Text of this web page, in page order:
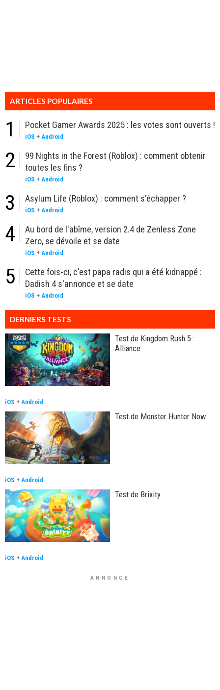
ARTICLES POPULAIRES
1 Pocket Gamer Awards 2025 : les votes sont ouverts !
iOS + Android
2
99 Nights in the Forest (Roblox) : comment obtenir
toutes les fins ?
iOS + Android
3 Asylum Life (Roblox) : comment s'échapper ?
iOS + Android
4
Au bord de l'abîme, version 2.4 de Zenless Zone
Zero, se dévoile et se date
iOS + Android
5
Cette fois-ci, c'est papa radis qui a été kidnappé :
Dadish 4 s'annonce et se date
iOS + Android
DERNIERS TESTS
Test de Kingdom Rush 5 :
Alliance
iOS + Android
Test de Monster Hunter Now
iOS + Android
Test de Brixity
iOS + Android
ANNONCE